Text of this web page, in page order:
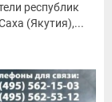
республик
(Якутия),...